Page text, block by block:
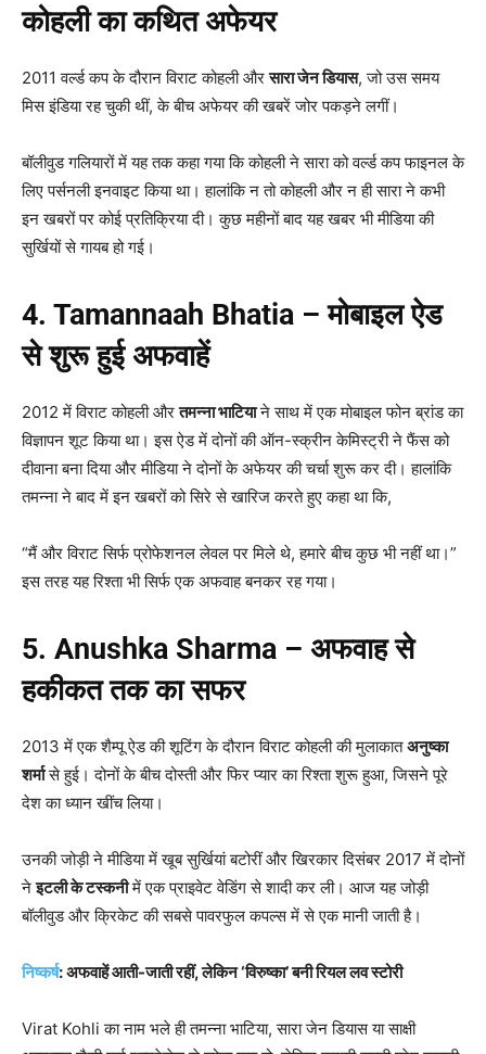
कोहली का कथित अफेयर
2011 वर्ल्ड कप के दौरान विराट कोहली औरसारा जेन डियास, जो उस समय
मिस इंडिया रह चुकी थीं, के बीच अफेयर की खबरें जोर पकड़ने लगीं।
बॉलीवुड गलियारों में यह तक कहा गया कि कोहली ने सारा को वर्ल्ड कप फाइनल के
लिए पर्सनली इनवाइट किया था। हालांकि न तो कोहली और न ही सारा ने कभी
इन खबरों पर कोई प्रतिक्रिया दी। कुछ महीनों बाद यह खबर भी मीडिया की
सुर्खियों से गायब हो गई।
4. Tamannaah Bhatia –मोबाइल ऐड
से शुरू हुई अफवाहें
2012 में विराट कोहली औरतमन्ना भाटियाने साथ में एक मोबाइल फोन ब्रांड का
विज्ञापन शूट किया था। इस ऐड में दोनों की ऑन-स्क्रीन केमिस्ट्री ने फैंस को
दीवाना बना दिया और मीडिया ने दोनों के अफेयर की चर्चा शुरू कर दी। हालांकि
तमन्ना ने बाद में इन खबरों को सिरे से खारिज करते हुए कहा था कि,
“मैं और विराट सिर्फ प्रोफेशनल लेवल पर मिले थे, हमारे बीच कुछ भी नहीं था।”
इस तरह यह रिश्ता भी सिर्फ एक अफवाह बनकर रह गया।
5. Anushka Sharma – अफवाह से
हकीकत तक का सफर
2013 में एक शैम्पू ऐड की शूटिंग के दौरान विराट कोहली की मुलाकातअनुष्का
शर्मासे हुई। दोनों के बीच दोस्ती और फिर प्यार का रिश्ता शुरू हुआ, जिसने पूरे
देश का ध्यान खींच लिया।
उनकी जोड़ी ने मीडिया में खूब सुर्खियां बटोरीं और खिरकार दिसंबर 2017 में दोनों
नेइटली के टस्कनीमें एक प्राइवेट वेडिंग से शादी कर ली। आज यह जोड़ी
बॉलीवुड और क्रिकेट की सबसे पावरफुल कपल्स में से एक मानी जाती है।
निष्कर्ष: अफवाहें आती-जाती रहीं, लेकिन ‘विरुष्का’ बनी रियल लव स्टोरी
Virat Kohli का नाम भले ही तमन्ना भाटिया, सारा जेन डियास या साक्षी